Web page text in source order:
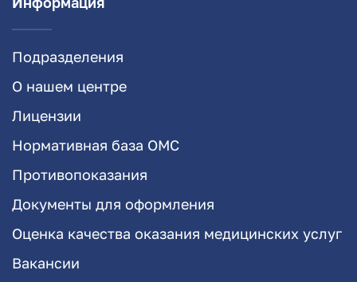
Подразделения
О нашем центре
Лицензии
Нормативная база ОМС
Противопоказания
Документы для оформления
Оценка качества оказания медицинских услуг
Вакансии